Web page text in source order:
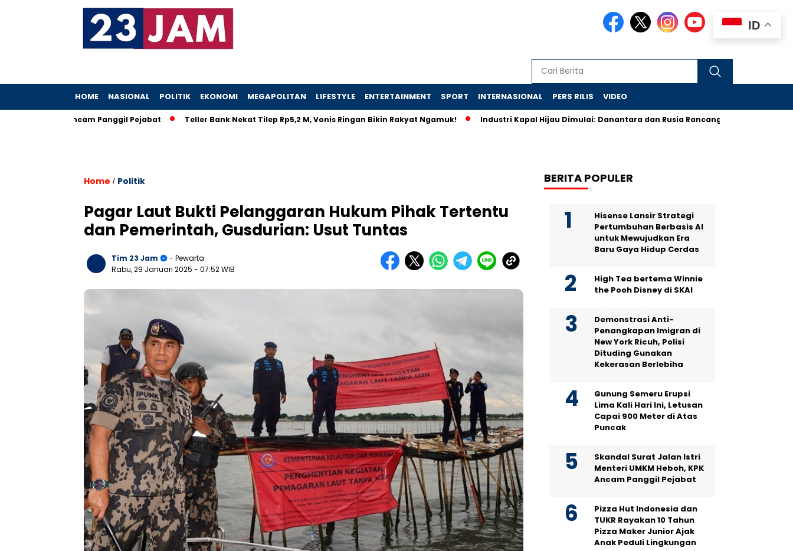
HOME NASIONAL POLITIK EKONOMI MEGAPOLITAN LIFESTYLE ENTERTAINMENT SPORT INTERNASIONAL PERS RILIS VIDEO
KPK Ancam Panggil Pejabat Teller Bank Nekat Tilep Rp5,2 M, Vonis Ringan Bikin Rakyat Ngamuk! Industri Kapal Hijau Dimulai: Danantara dan Rusia Rancang Galangan Bersih
Home / Politik
Pagar Laut Bukti Pelanggaran Hukum Pihak Tertentu
dan Pemerintah, Gusdurian: Usut Tuntas
Tim 23 Jam
- Pewarta
Rabu, 29 Januari 2025 - 07:52 WIB
BERITA POPULER
Hisense Lansir Strategi
Pertumbuhan Berbasis AI
untuk Mewujudkan Era
Baru Gaya Hidup Cerdas
High Tea bertema Winnie
the Pooh Disney di SKAI
Demonstrasi Anti-
Penangkapan Imigran di
New York Ricuh, Polisi
Dituding Gunakan
Kekerasan Berlebiha
Gunung Semeru Erupsi
Lima Kali Hari Ini, Letusan
Capai 900 Meter di Atas
Puncak
Skandal Surat Jalan Istri
Menteri UMKM Heboh, KPK
Ancam Panggil Pejabat
Pizza Hut Indonesia dan
TUKR Rayakan 10 Tahun
Pizza Maker Junior Ajak
Anak Peduli Lingkungan
ID